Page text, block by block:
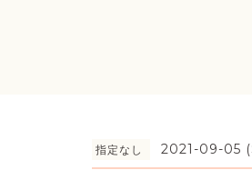
指定なし 2021-09-05